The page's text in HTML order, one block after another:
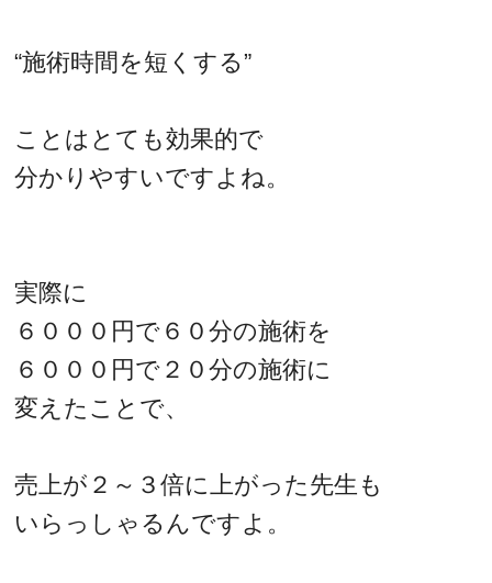
“施術時間を短くする”
ことはとても効果的で
分かりやすいですよね。
実際に
６０００円で６０分の施術を
６０００円で２０分の施術に
変えたことで、
売上が２～３倍に上がった先生も
いらっしゃるんですよ。